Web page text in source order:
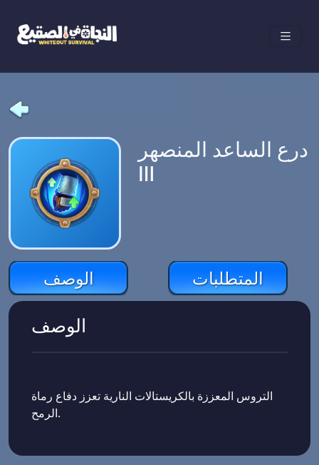
درع الساعد المنصهر
Ⅲ
الوصف المتطلبات
الوصف
التروس المعززة بالكريستالات النارية تعزز دفاع رماة
الرمح.